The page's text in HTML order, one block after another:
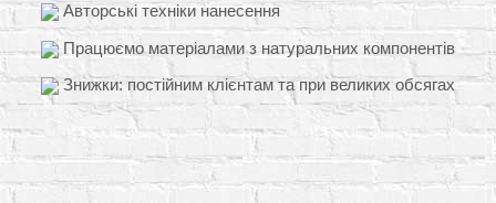
Авторські техніки нанесення
Працюємо матеріалами з натуральних компонентів
Знижки: постійним клієнтам та при великих обсягах